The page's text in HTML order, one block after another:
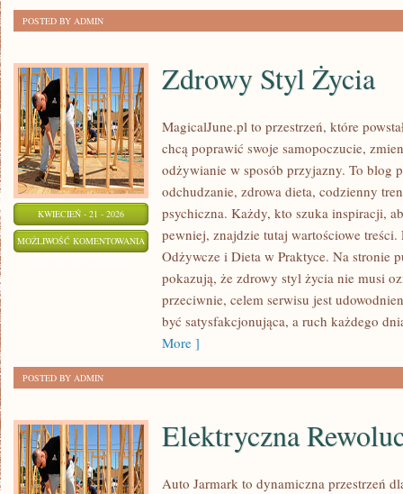
POSTED BY ADMIN
KWIECIEŃ - 21 - 2026
MOŻLIWOŚĆ KOMENTOWANIA ZDROWY
STYL
ŻYCIA
Zdrowy Styl Życia
MagicalJune.pl to przestrzeń, które
chcą poprawić swoje samopoczucie,
odżywianie w sposób przyjazny. To blog
odchudzanie, zdrowa dieta, codzienny
psychiczna. Każdy, kto szuka inspiracji,
pewniej, znajdzie tutaj wartościowe treści.
Odżywcze i Dieta w Praktyce. Na stronie
pokazują, że zdrowy styl życia nie musi
przeciwnie, celem serwisu jest
być satysfakcjonująca, a ruch każdego
More ]
POSTED BY ADMIN
Elektryczna
Auto Jarmark to dynamiczna przestrzeń